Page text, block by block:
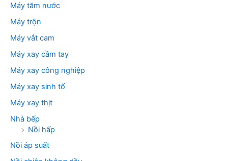
Máy tăm nước
Máy trộn
Máy vắt cam
Máy xay cầm tay
Máy xay công nghiệp
Máy xay sinh tố
Máy xay thịt
Nhà bếp
Nồi hấp
Nồi áp suất